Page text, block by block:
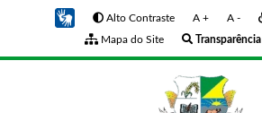
Alto Contraste A + A -
Mapa do Site
Transparência